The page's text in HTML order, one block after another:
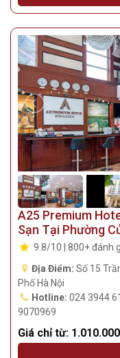
A25 Premium
Sạn Tại Phường
9.8/10 | 800+ đánh
Địa Điểm: Số 15
Phố Hà Nội
Hotline: 024 3944
9070969
Giá chỉ từ: